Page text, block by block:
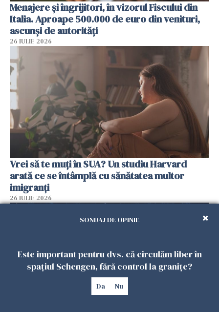
Menajere și îngrijitori, în vizorul Fiscului din
Italia. Aproape 500.000 de euro din venituri,
ascunși de autorități
26 IULIE 2026
Vrei să te muți în SUA? Un studiu Harvard
arată ce se întâmplă cu sănătatea multor
imigranți
26 IULIE 2026
SONDAJ DE OPINIE
Este important pentru dvs. că circulăm liber în
spațiul Schengen, fără control la granițe?
Da Nu